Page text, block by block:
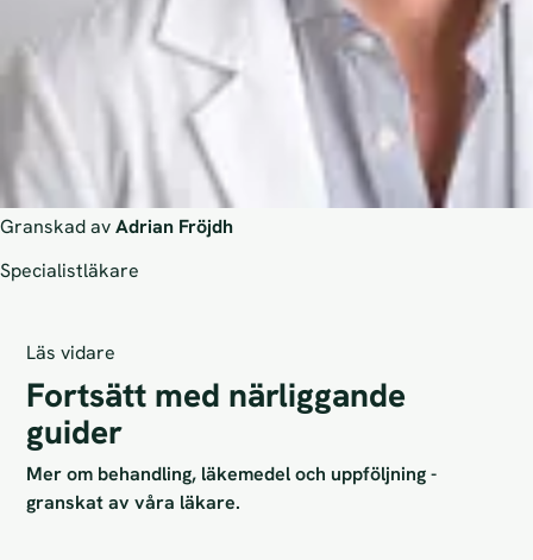
Granskad avAdrian Fröjdh
Specialistläkare
Läs vidare
Fortsätt med närliggande
guider
Mer om behandling, läkemedel och uppföljning -
granskat av våra läkare.